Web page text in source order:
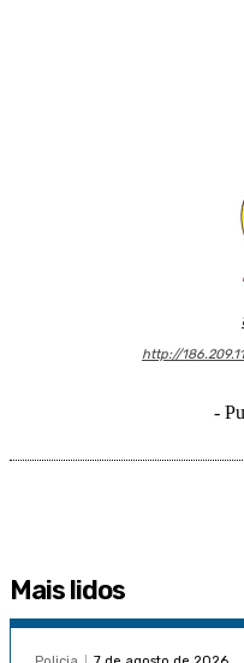
http://
-
Mais lidos